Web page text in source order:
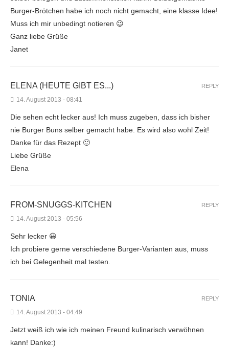
Burger-Brötchen habe ich noch nicht gemacht, eine klasse Idee!
Muss ich mir unbedingt notieren 😉
Ganz liebe Grüße
Janet
ELENA (HEUTE GIBT ES...)
14. August 2013 - 08:41
Die sehen echt lecker aus! Ich muss zugeben, dass ich bisher
nie Burger Buns selber gemacht habe. Es wird also wohl Zeit!
Danke für das Rezept 🙂
Liebe Grüße
Elena
REPLY
FROM-SNUGGS-KITCHEN
14. August 2013 - 05:56
Sehr lecker 😀
Ich probiere gerne verschiedene Burger-Varianten aus, muss
ich bei Gelegenheit mal testen.
REPLY
TONIA
14. August 2013 - 04:49
Jetzt weiß ich wie ich meinen Freund kulinarisch verwöhnen
kann! Danke:)
REPLY